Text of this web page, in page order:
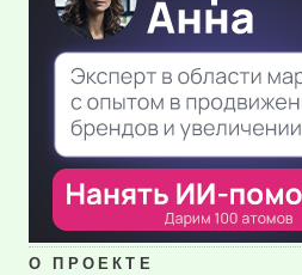
О ПРОЕКТЕ